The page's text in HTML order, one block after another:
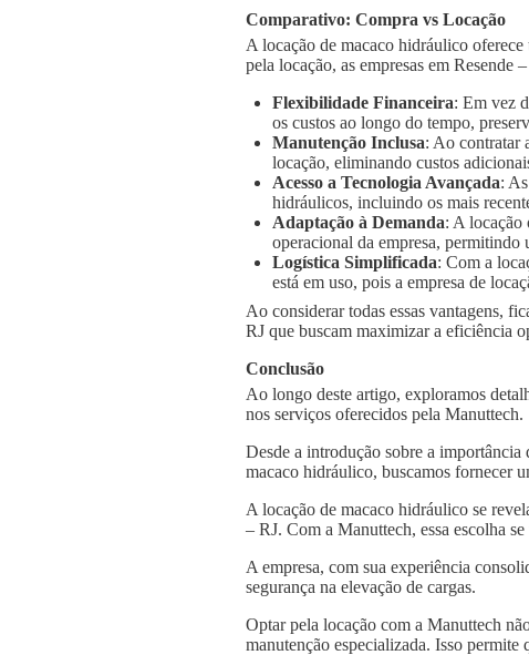
Comparativo: Compra vs Locação
A locação de macaco hidráulico
pela locação, as empresas em Resende
Flexibilidade Financeira: Em vez
os custos ao longo do tempo,
Manutenção Inclusa: Ao contratar
locação, eliminando custos
Acesso a Tecnologia Avançada:
hidráulicos, incluindo os mais
Adaptação à Demanda: A locação
operacional da empresa, permitindo
Logística Simplificada: Com a
está em uso, pois a empresa de
Ao considerar todas essas vantagens,
RJ que buscam maximizar a eficiência
Conclusão
Ao longo deste artigo, exploramos
nos serviços oferecidos pela Manuttech.
Desde a introdução sobre a importância
macaco hidráulico, buscamos fornecer
A locação de macaco hidráulico se
– RJ. Com a Manuttech, essa escolha
A empresa, com sua experiência
segurança na elevação de cargas.
Optar pela locação com a Manuttech
manutenção especializada. Isso permite